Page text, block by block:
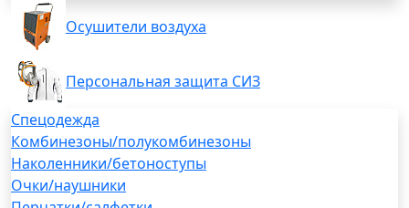
Осушители воздуха
Персональная защита СИЗ
Спецодежда
Комбинезоны/полукомбинезоны
Наколенники/бетоноступы
Очки/наушники